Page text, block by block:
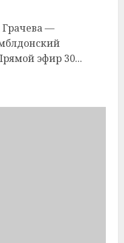
Грачева —
эфир 30...